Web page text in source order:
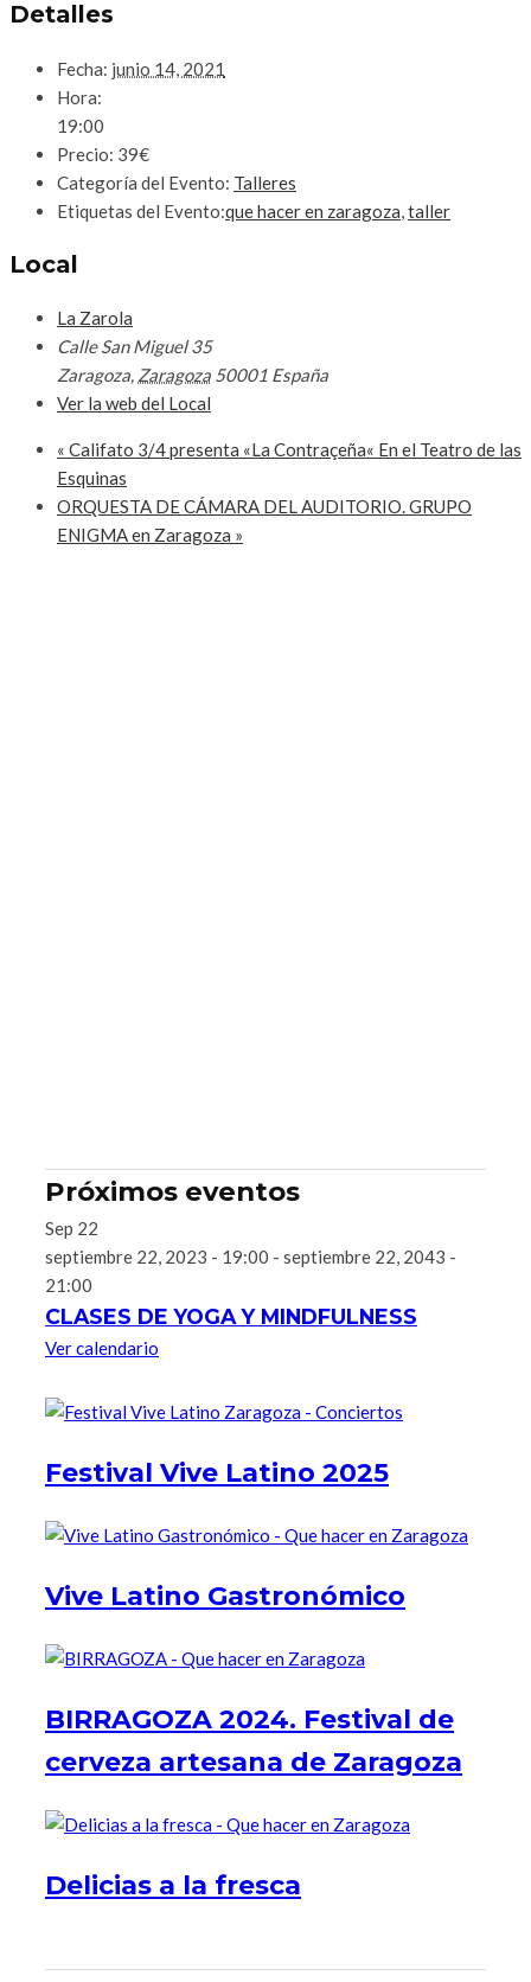
Detalles
Fecha: junio 14, 2021
Hora:
19:00
Precio: 39€
Categoría del Evento: Talleres
Etiquetas del Evento:que hacer en zaragoza,taller
Local
La Zarola
Calle San Miguel 35
Zaragoza, Zaragoza 50001 España
Ver la web del Local
« Califato 3/4 presenta «La Contraçeña« En el Teatro de las
Esquinas
ORQUESTA DE CÁMARA DEL AUDITORIO. GRUPO
ENIGMA en Zaragoza »
Próximos eventos
Sep 22
septiembre 22, 2023 - 19:00 - septiembre 22, 2043 -
21:00
CLASES DE YOGA Y MINDFULNESS
Ver calendario
Festival Vive Latino 2025
Vive Latino Gastronómico
BIRRAGOZA 2024. Festival de
cerveza artesana de Zaragoza
Delicias a la fresca